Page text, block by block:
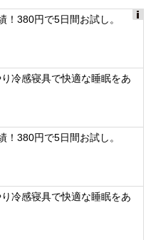
！380円で5日間お試し。
り冷感寝具で快適な睡眠をあ
！380円で5日間お試し。
り冷感寝具で快適な睡眠をあ